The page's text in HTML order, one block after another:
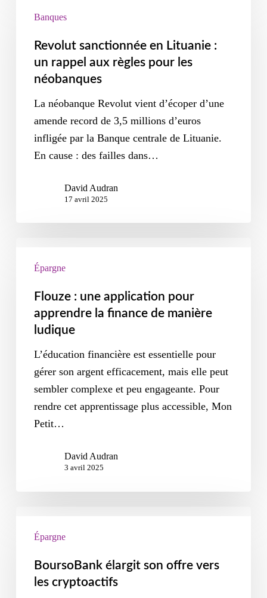
Banques
Revolut sanctionnée en Lituanie :
un rappel aux règles pour les
néobanques
La néobanque Revolut vient d’écoper d’une
amende record de 3,5 millions d’euros
infligée par la Banque centrale de Lituanie.
En cause : des failles dans…
David Audran
17 avril 2025
Épargne
Flouze : une application pour
apprendre la finance de manière
ludique
L’éducation financière est essentielle pour
gérer son argent efficacement, mais elle peut
sembler complexe et peu engageante. Pour
rendre cet apprentissage plus accessible, Mon
Petit…
David Audran
3 avril 2025
Épargne
BoursoBank élargit son offre vers
les cryptoactifs